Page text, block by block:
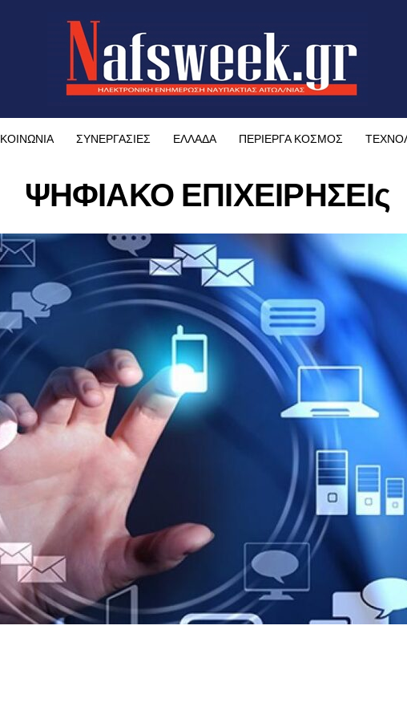
ΚΟΙΝΩΝΙΑ ΣΥΝΕΡΓΑΣΙΕΣ ΕΛΛΑΔΑ ΠΕΡΙΕΡΓΑ ΚΟΣΜΟΣ
ΨΗΦΙΑΚΟ ΕΠΙΧΕΙΡΗΣΕΙς